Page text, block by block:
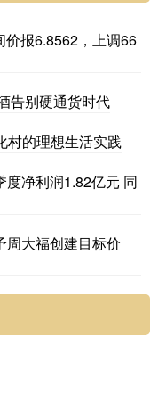
价报6.8562，上调66
告别硬通货时代
村的理想生活实践
净利润1.82亿元 同
周大福创建目标价